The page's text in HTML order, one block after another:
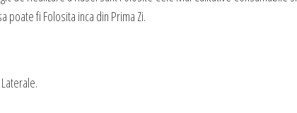
poate fi Folosita inca din Prima Zi.